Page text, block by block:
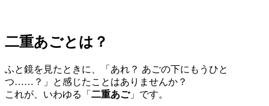
二重あごとは？
ふと鏡を見たときに、「あれ？ あごの下にもうひと
つ……？」と感じたことはありませんか？
これが、いわゆる「 二重あご」です。